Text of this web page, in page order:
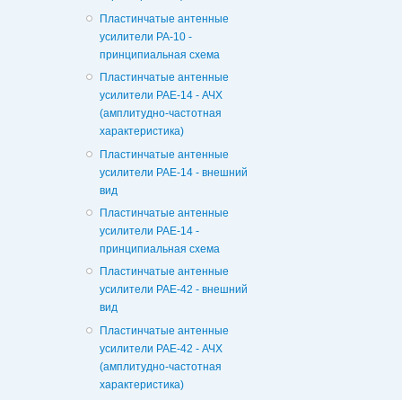
Пластинчатые антенные
усилители РА-10 -
принципиальная схема
Пластинчатые антенные
усилители РАЕ-14 - АЧХ
(амплитудно-частотная
характеристика)
Пластинчатые антенные
усилители РАЕ-14 - внешний
вид
Пластинчатые антенные
усилители РАЕ-14 -
принципиальная схема
Пластинчатые антенные
усилители РАЕ-42 - внешний
вид
Пластинчатые антенные
усилители РАЕ-42 - АЧХ
(амплитудно-частотная
характеристика)